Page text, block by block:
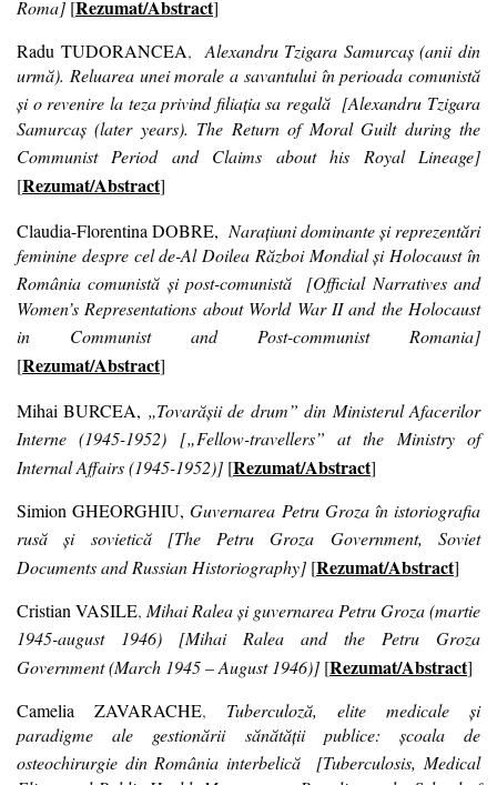
Roma] [Rezumat/Abstract]
Radu TUDORANCEA, Alexandru Tzigara Samurcaș (anii din
urmă). Reluarea unei morale a savantului în perioada comunistă
și o revenire la teza privind filiația sa regală [Alexandru Tzigara
Samurcaş (later years). The Return of Moral Guilt during the
Communist Period and Claims about his Royal Lineage]
[Rezumat/Abstract]
Claudia-Florentina DOBRE, Narațiuni dominante și reprezentări
feminine despre cel de-Al Doilea Război Mondial și Holocaust în
România comunistă și post-comunistă
[Official Narratives and
Women’s Representations about World War II and the Holocaust
in Communist and Post-communist Romania]
[Rezumat/Abstract]
Mihai BURCEA, „Tovarășii de drum” din Ministerul Afacerilor
Interne (1945-1952) [„Fellow-travellers” at the Ministry of
Internal Affairs (1945-1952)] [Rezumat/Abstract]
Simion GHEORGHIU,Guvernarea Petru Groza în istoriografia
rusă și sovietică [The Petru Groza Government, Soviet
Documents and Russian Historiography] [Rezumat/Abstract]
Cristian VASILE, Mihai Ralea și guvernarea Petru Groza (martie
1945-august 1946) [Mihai Ralea and the Petru Groza
Government (March 1945 – August 1946)] [Rezumat/Abstract]
Camelia ZAVARACHE, Tuberculoză, elite medicale și
paradigme ale gestionării sănătății publice: școala de
osteochirurgie din România interbelică [Tuberculosis, Medical